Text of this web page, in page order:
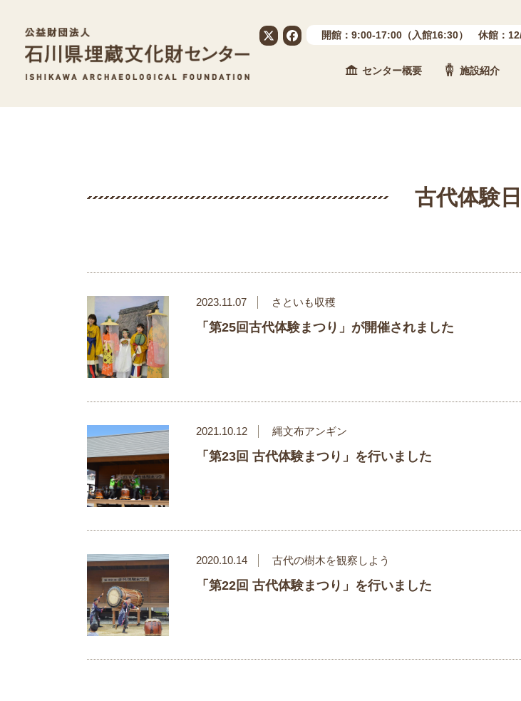
公益財団法人 石川県埋蔵文化財センター
開館：9:00-17:00（入館16:30） 休館：
センター概要 施設紹介
古代体験
2023.11.07 さといも収穫
「第25回古代体験まつり」が開催されました
2021.10.12 縄文布アンギン
「第23回 古代体験まつり」を行いました
2020.10.14 古代の樹木を観察しよう
「第22回 古代体験まつり」を行いました